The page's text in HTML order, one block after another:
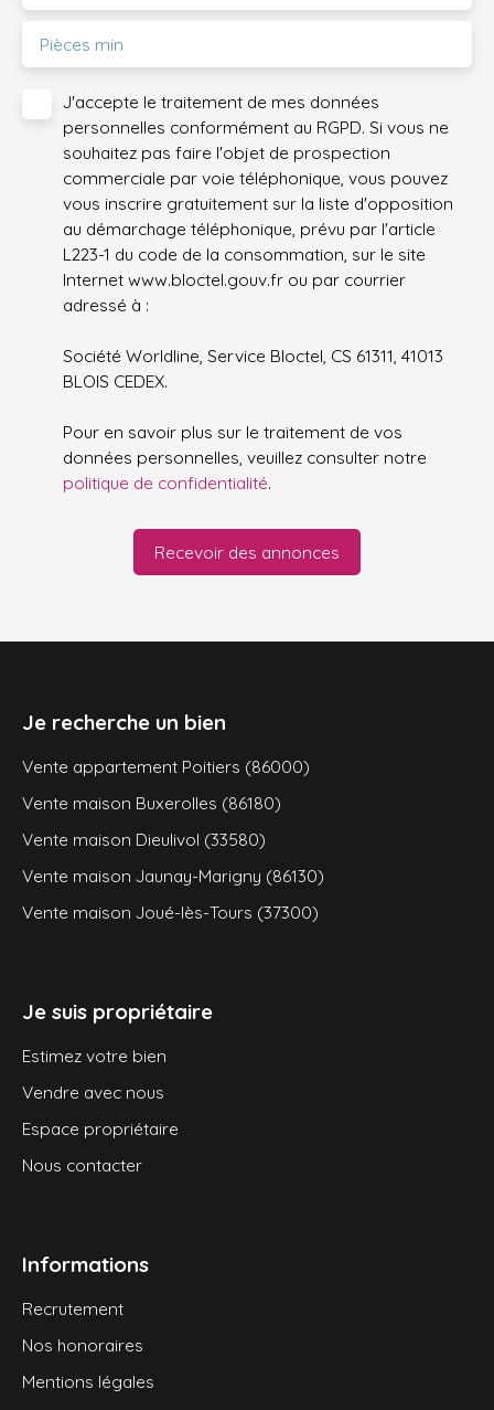
Pièces min
J'accepte le traitement de mes données
personnelles conformément au RGPD. Si vous ne
souhaitez pas faire l'objet de prospection
commerciale par voie téléphonique, vous pouvez
vous inscrire gratuitement sur la liste d'opposition
au démarchage téléphonique, prévu par l'article
L223-1 du code de la consommation, sur le site
Internet www.bloctel.gouv.fr ou par courrier
adressé à :
Société Worldline, Service Bloctel, CS 61311, 41013
BLOIS CEDEX.
Pour en savoir plus sur le traitement de vos
données personnelles, veuillez consulter notre
politique de confidentialité.
Recevoir des annonces
Je recherche un bien
Vente appartement Poitiers (86000)
Vente maison Buxerolles (86180)
Vente maison Dieulivol (33580)
Vente maison Jaunay-Marigny (86130)
Vente maison Joué-lès-Tours (37300)
Je suis propriétaire
Estimez votre bien
Vendre avec nous
Espace propriétaire
Nous contacter
Informations
Recrutement
Nos honoraires
Mentions légales